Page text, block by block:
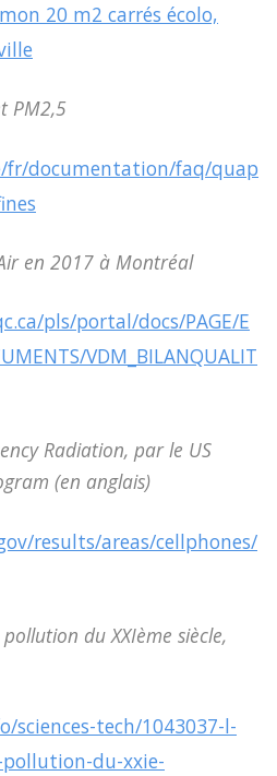
20 m2 carrés écolo,
PM2,5
fr/documentation/faq/quap
en 2017 à Montréal
pls/portal/docs/PAGE/E
VDM_BILANQUALIT
Radiation, par le US
(en anglais)
results/areas/cellphones/
du XXIème siècle,
sciences-tech/1043037-l-
du-xxie-